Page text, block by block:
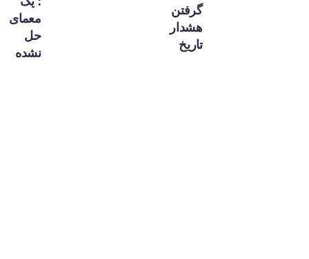
گرفتن
هشدار
تاریخ
معمای
حل
نشده